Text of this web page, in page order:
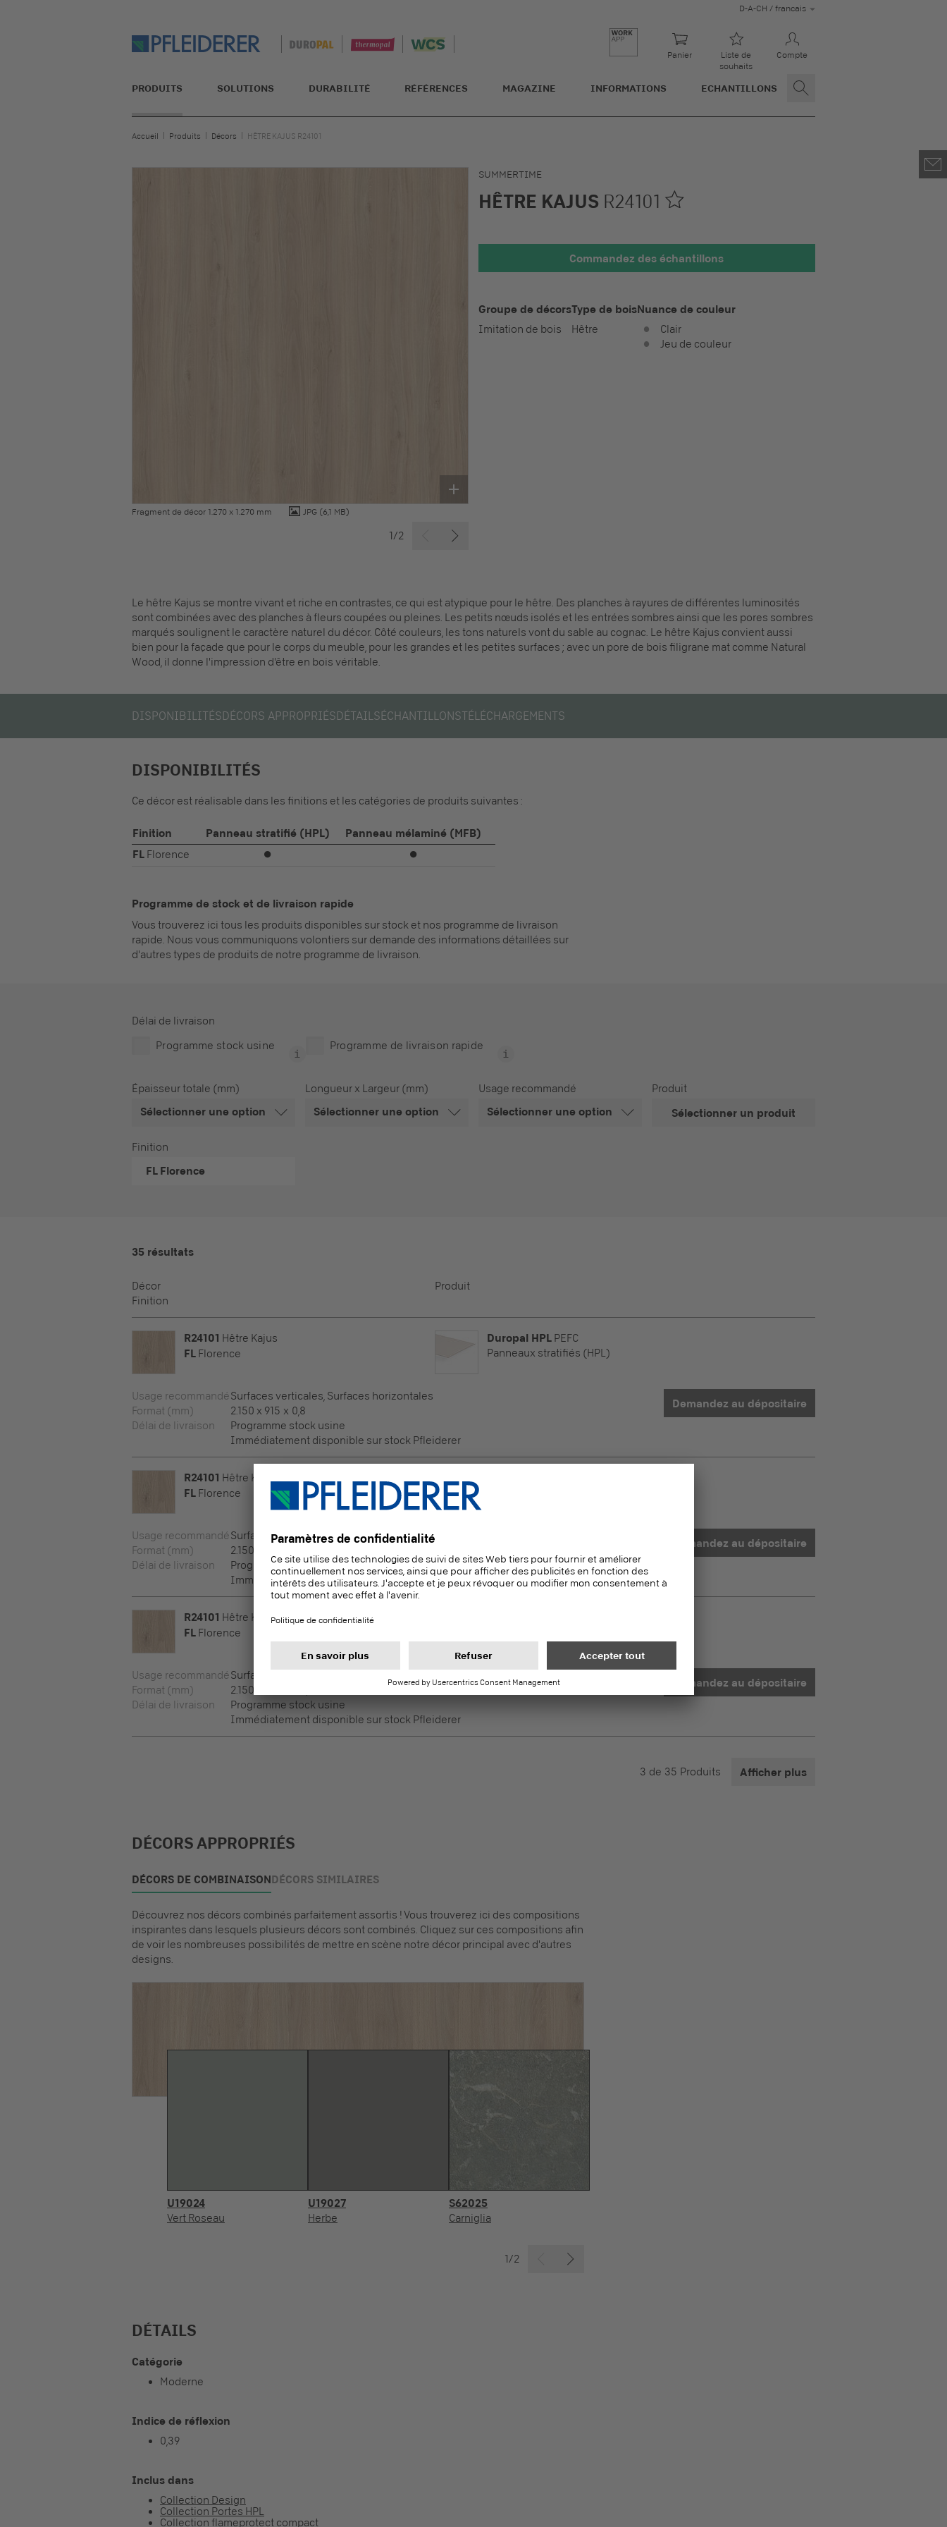
D-A-CH / francais
Panier
Liste de
souhaits
Compte
PRODUITS SOLUTIONS DURABILITÉ RÉFÉRENCES MAGAZINE INFORMATIONS ECHANTILLONS
Accueil Produits Décors HÊTRE KAJUS R24101
Fragment de décor 1.270 x 1.270 mm JPG (6,1 MB)
Détaillée 100 x 100 mm
1/2
SUMMERTIME
HÊTRE KAJUS R24101
Commandez des échantillons
Groupe de décors
Imitation de bois
Type de bois
Hêtre
Nuance de couleur
Clair
Jeu de couleur
Le hêtre Kajus se montre vivant et riche en contrastes, ce qui est atypique pour le hêtre. Des planches à rayures de différentes luminosités
sont combinées avec des planches à fleurs coupées ou pleines. Les petits nœuds isolés et les entrées sombres ainsi que les pores sombres
marqués soulignent le caractère naturel du décor. Côté couleurs, les tons naturels vont du sable au cognac. Le hêtre Kajus convient aussi
bien pour la façade que pour le corps du meuble, pour les grandes et les petites surfaces ; avec un pore de bois filigrane mat comme Natural
Wood, il donne l'impression d'être en bois véritable.
DISPONIBILITÉSDÉCORS APPROPRIÉSDÉTAILSÉCHANTILLONSTÉLÉCHARGEMENTS
DISPONIBILITÉS
Ce décor est réalisable dans les finitions et les catégories de produits suivantes :
Finition Panneau stratifié (HPL)
Panneau mélaminé (MFB)
FL Florence ⏺ ⏺
Programme de stock et de livraison rapide
Vous trouverez ici tous les produits disponibles sur stock et nos programme de livraison
rapide. Nous vous communiquons volontiers sur demande des informations détaillées sur
d'autres types de produits de notre programme de livraison.
Délai de livraison
Programme stock usine
Programme de livraison rapide
Épaisseur totale (mm)
Sélectionner une option
Longueur x Largeur (mm)
Sélectionner une option
Usage recommandé
Sélectionner une option
Produit
Sélectionner un produit
Finition
FLFlorence
35 résultats
Décor
Finition
Produit
R24101 Hêtre Kajus
FL Florence
Duropal HPL PEFC
Panneaux stratifiés (HPL)
Usage recommandéSurfaces verticales, Surfaces horizontales
Format (mm)
2.150 x 915 x 0,8
Délai de livraison
Programme stock usine
Immédiatement disponible sur stock Pfleiderer
Demandez au dépositaire
R24101 Hêtre Kajus
FL Florence
Usage recommandéSurfaces verticales, Surfaces horizontales
Format (mm)
2.150 x 950 x 0,8
Délai de livraison
Programme stock usine
Immédiatement disponible sur stock Pfleiderer
Demandez au dépositaire
R24101 Hêtre Kajus
FL Florence
Usage recommandéSurfaces verticales, Surfaces horizontales
Format (mm)
2.150 x 1.050 x 0,8
Délai de livraison
Programme stock usine
Immédiatement disponible sur stock Pfleiderer
Demandez au dépositaire
3 de 35 Produits Afficher plus
DÉCORS APPROPRIÉS
DÉCORS DE COMBINAISONDÉCORS SIMILAIRES
Découvrez nos décors combinés parfaitement assortis ! Vous trouverez ici des compositions
inspirantes dans lesquels plusieurs décors sont combinés. Cliquez sur ces compositions afin
de voir les nombreuses possibilités de mettre en scène notre décor principal avec d'autres
designs.
U19024
Vert Roseau
U19027
Herbe
S62025
Carniglia
1/2
DÉTAILS
Catégorie
Moderne
Indice de réflexion
0,39
Inclus dans
Collection Design
Collection Portes HPL
Collection flameprotect compact